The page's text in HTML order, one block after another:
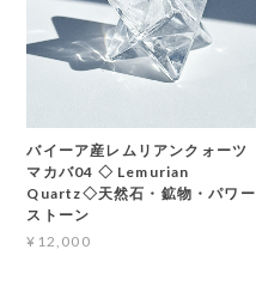
バイーア産レムリアンクォーツ
マカバ04 ◇ Lemurian
Quartz◇天然石・鉱物・パワー
ストーン
¥12,000